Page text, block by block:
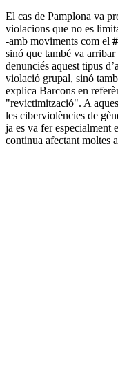
El cas de Pamplona va
violacions que no es
-amb moviments com el
sinó que també va
denunciés aquest tipus
violació grupal, sinó
explica Barcons en
"revictimització". A
les ciberviolències de
ja es va fer especialment
continua afectant moltes